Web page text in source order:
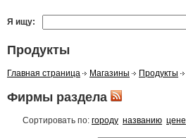
Я ищу:
Продукты
Главная страница Магазины Продукты
Фирмы раздела
Сортировать по: городу названию цене